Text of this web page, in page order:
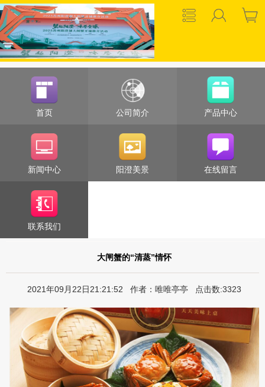
首页 公司简介 产品中心
新闻中心 阳澄美景 在线留言
联系我们
大闸蟹的“清蒸”情怀
2021年09月22日21:21:52 作者：唯唯亭亭 点击数:3323